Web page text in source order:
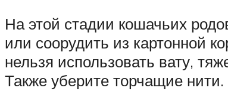
На этой стадии кошачьих
или соорудить из картонной
нельзя использовать вату,
Также уберите торчащие нити.